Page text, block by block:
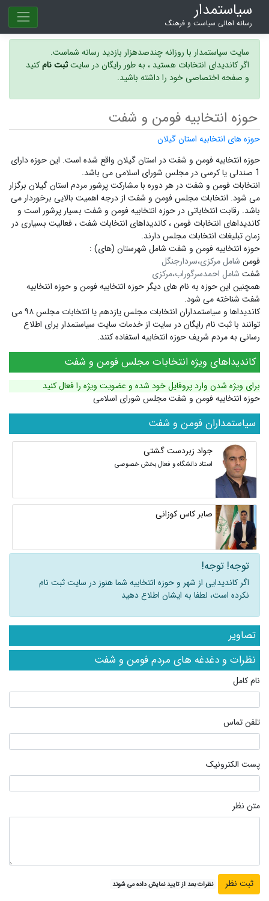
سیاستمدار
رسانه اهالی سیاست و فرهنگ
سایت سیاستمدار با روزانه چندصدهزار بازدید رسانه شماست.
اگر کاندیدای انتخابات هستید ، به طور رایگان در سایتثبت نامکنید
و صفحه اختصاصی خود را داشته باشید.
حوزه انتخابیه فومن و شفت
حوزه های انتخابیه استان گیلان
حوزه انتخابیه فومن و شفت در استان گیلان واقع شده است. این حوزه دارای
1 صندلی یا کرسی در مجلس شورای اسلامی می باشد.
انتخابات فومن و شفت در هر دوره با مشارکت پرشور مردم استان گیلان برگزار
می شود. انتخابات مجلس فومن و شفت از درجه اهمیت بالایی برخوردار می
باشد. رقابت انتخاباتی در حوزه انتخابیه فومن و شفت بسیار پرشور است و
کاندیداهای انتخابات فومن ،کاندیداهای انتخابات شفت ،فعالیت بسیاری در
زمان تبلیغات انتخابات مجلس دارند.
حوزه انتخابیه فومن و شفت شامل شهرستان (های) :
فومن شامل مرکزی،سردارجنگل
شفت شامل احمدسرگوراب،مرکزی
همچنین این حوزه به نام های دیگر حوزه انتخابیه فومن و حوزه انتخابیه
شفت شناخته می شود.
کاندیداها و سیاستمداران انتخابات مجلس یازدهم یا انتخابات مجلس ۹۸ می
توانند با ثبت نام رایگان در سایت از خدمات سایت سیاستمدار برای اطلاع
رسانی به مردم شریف حوزه انتخابیه استفاده کنند.
کاندیداهای ویژه انتخابات مجلس فومن و شفت
برای ویژه شدن وارد پروفایل خود شده و عضویت ویژه را فعال کنید
حوزه انتخابیه فومن و شفت مجلس شورای اسلامی
سیاستمداران فومن و شفت
جواد زبردست گشتی
استاد دانشگاه و فعال بخش خصوصی
صابر کاس کوزانی
توجه! توجه!
اگر کاندیدایی از شهر و حوزه انتخابیه شما هنوز در سایت ثبت نام
نکرده است، لطفا به ایشان اطلاع دهید
تصاویر
نظرات و دغدغه های مردم فومن و شفت
نام کامل
تلفن تماس
پست الکترونیک
متن نظر
نظرات بعد از تایید نمایش داده می شوند